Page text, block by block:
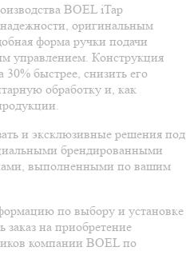
BOEL iTap
оригинальным
форма ручки подачи
управлением. Конструкция
30% быстрее, снизить его
обработку и, как
и эксклюзивные решения под
брендированными
выполненными по вашим
по выбору и установке
заказ на приобретение
компании BOEL по